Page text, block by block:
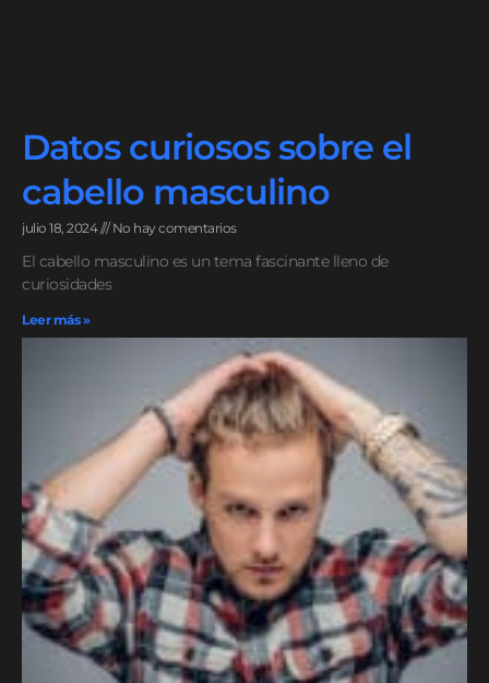
Datos curiosos sobre el
cabello masculino
julio 18, 2024 No hay comentarios
El cabello masculino es un tema fascinante lleno de
curiosidades
Leer más »